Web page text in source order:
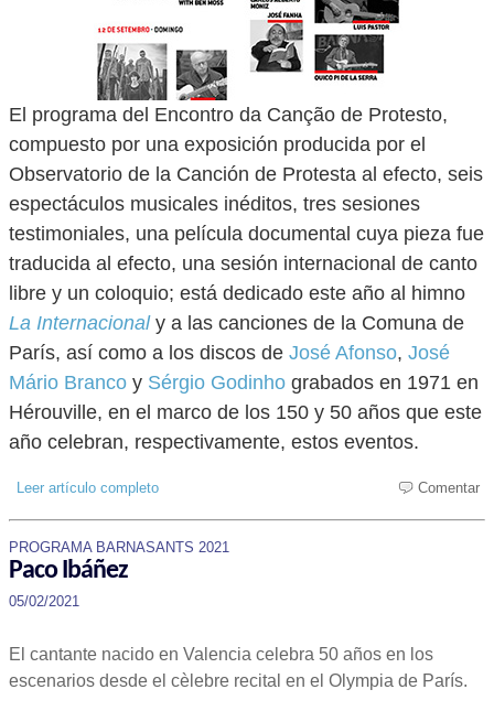
El programa del Encontro da Canção de Protesto,
compuesto por una exposición producida por el
Observatorio de la Canción de Protesta al efecto, seis
espectáculos musicales inéditos, tres sesiones
testimoniales, una película documental cuya pieza fue
traducida al efecto, una sesión internacional de canto
libre y un coloquio; está dedicado este año al himno
La Internacional y a las canciones de la Comuna de
París, así como a los discos de José Afonso, José
Mário Branco y Sérgio Godinho grabados en 1971 en
Hérouville, en el marco de los 150 y 50 años que este
año celebran, respectivamente, estos eventos.
Leer artículo completo Comentar
PROGRAMA BARNASANTS 2021
Paco Ibáñez
05/02/2021
El cantante nacido en Valencia celebra 50 años en los
escenarios desde el cèlebre recital en el Olympia de París.